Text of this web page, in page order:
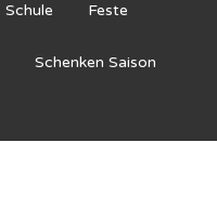
Schule Feste
Schenken Saison